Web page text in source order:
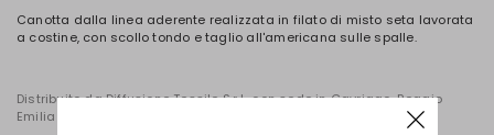
Canotta dalla linea aderente realizzata in filato di misto seta lavorata
a costine, con scollo tondo e taglio all'americana sulle spalle.
Distribuito da Diffusione Tessile S.r.l., con sede in Cavriago, Reggio
Emilia (Italia), Via Santi n. 8, 42025